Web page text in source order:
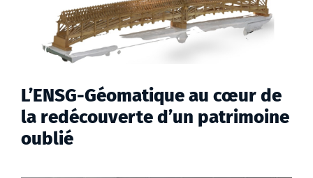
L’ENSG-Géomatique au cœur de
la redécouverte d’un patrimoine
oublié